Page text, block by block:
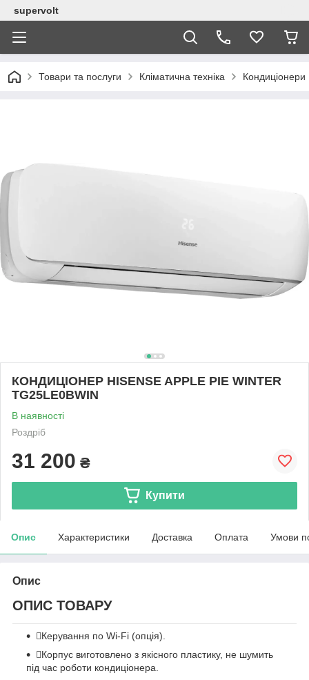
supervolt
Товари та послуги Кліматична техніка Кондиціонери
КОНДИЦІОНЕР HISENSE APPLE PIE WINTER
TG25LE0BWIN
В наявності
Роздріб
31 200 ₴
Купити
Опис Характеристики Доставка Оплата Умови
Опис
ОПИС ТОВАРУ
Керування по Wi-Fi (опція).
Корпус виготовлено з якісного пластику, не шумить
під час роботи кондиціонера.